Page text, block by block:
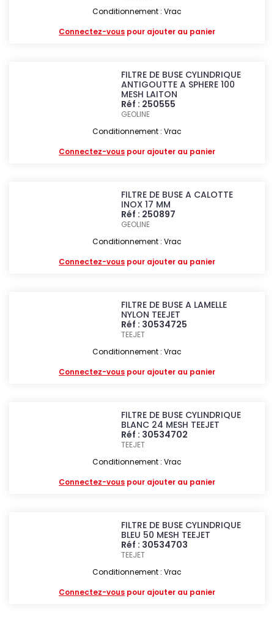
Conditionnement : Vrac
Connectez-vous pour ajouter au panier
FILTRE DE BUSE CYLINDRIQUE
ANTIGOUTTE A SPHERE 100
MESH LAITON
Réf : 250555
GEOLINE
Conditionnement : Vrac
Connectez-vous pour ajouter au panier
FILTRE DE BUSE A CALOTTE
INOX 17 MM
Réf : 250897
GEOLINE
Conditionnement : Vrac
Connectez-vous pour ajouter au panier
FILTRE DE BUSE A LAMELLE
NYLON TEEJET
Réf : 30534725
TEEJET
Conditionnement : Vrac
Connectez-vous pour ajouter au panier
FILTRE DE BUSE CYLINDRIQUE
BLANC 24 MESH TEEJET
Réf : 30534702
TEEJET
Conditionnement : Vrac
Connectez-vous pour ajouter au panier
FILTRE DE BUSE CYLINDRIQUE
BLEU 50 MESH TEEJET
Réf : 30534703
TEEJET
Conditionnement : Vrac
Connectez-vous pour ajouter au panier